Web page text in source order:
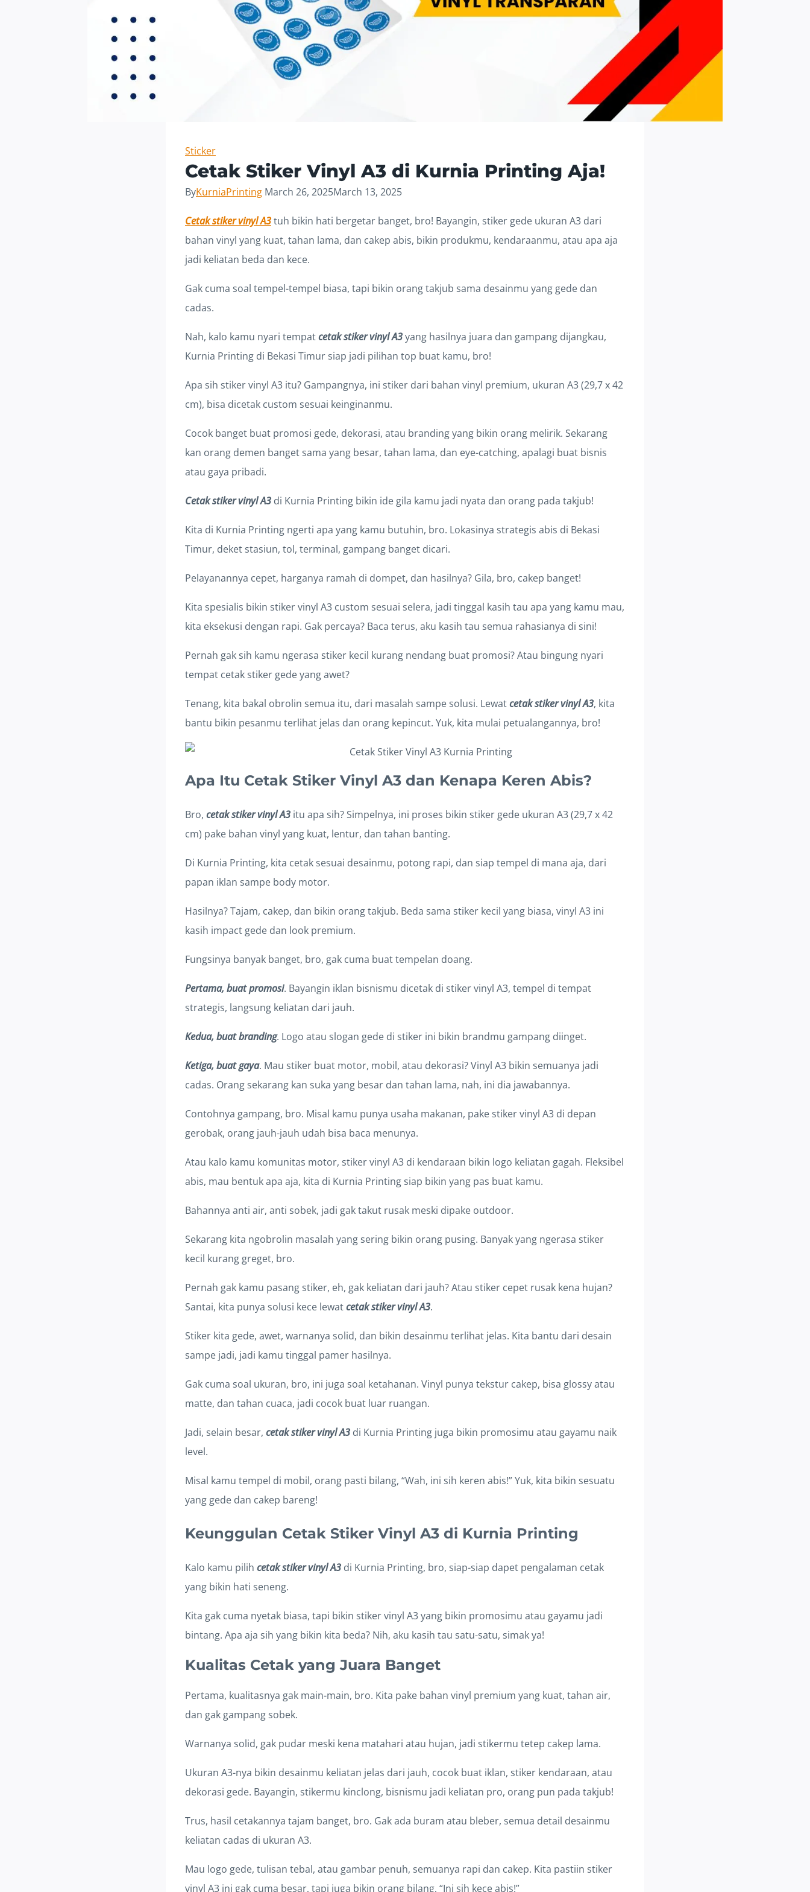
Sticker
Cetak Stiker Vinyl A3 di Kurnia Printing Aja!
ByKurniaPrinting March 26, 2025March 13, 2025
Cetak stiker vinyl A3tuh bikin hati bergetar banget, bro! Bayangin, stiker gede ukuran A3 dari
bahan vinyl yang kuat, tahan lama, dan cakep abis, bikin produkmu, kendaraanmu, atau apa aja
jadi keliatan beda dan kece.
Gak cuma soal tempel-tempel biasa, tapi bikin orang takjub sama desainmu yang gede dan
cadas.
Nah, kalo kamu nyari tempatcetak stiker vinyl A3yang hasilnya juara dan gampang dijangkau,
Kurnia Printing di Bekasi Timur siap jadi pilihan top buat kamu, bro!
Apa sih stiker vinyl A3 itu? Gampangnya, ini stiker dari bahan vinyl premium, ukuran A3 (29,7 x 42
cm), bisa dicetak custom sesuai keinginanmu.
Cocok banget buat promosi gede, dekorasi, atau branding yang bikin orang melirik. Sekarang
kan orang demen banget sama yang besar, tahan lama, dan eye-catching, apalagi buat bisnis
atau gaya pribadi.
Cetak stiker vinyl A3 di Kurnia Printing bikin ide gila kamu jadi nyata dan orang pada takjub!
Kita di Kurnia Printing ngerti apa yang kamu butuhin, bro. Lokasinya strategis abis di Bekasi
Timur, deket stasiun, tol, terminal, gampang banget dicari.
Pelayanannya cepet, harganya ramah di dompet, dan hasilnya? Gila, bro, cakep banget!
Kita spesialis bikin stiker vinyl A3 custom sesuai selera, jadi tinggal kasih tau apa yang kamu mau,
kita eksekusi dengan rapi. Gak percaya? Baca terus, aku kasih tau semua rahasianya di sini!
Pernah gak sih kamu ngerasa stiker kecil kurang nendang buat promosi? Atau bingung nyari
tempat cetak stiker gede yang awet?
Tenang, kita bakal obrolin semua itu, dari masalah sampe solusi. Lewatcetak stiker vinyl A3, kita
bantu bikin pesanmu terlihat jelas dan orang kepincut. Yuk, kita mulai petualangannya, bro!
Apa Itu Cetak Stiker Vinyl A3 dan Kenapa Keren Abis?
Bro, cetak stiker vinyl A3 itu apa sih? Simpelnya, ini proses bikin stiker gede ukuran A3 (29,7 x 42
cm) pake bahan vinyl yang kuat, lentur, dan tahan banting.
Di Kurnia Printing, kita cetak sesuai desainmu, potong rapi, dan siap tempel di mana aja, dari
papan iklan sampe body motor.
Hasilnya? Tajam, cakep, dan bikin orang takjub. Beda sama stiker kecil yang biasa, vinyl A3 ini
kasih impact gede dan look premium.
Fungsinya banyak banget, bro, gak cuma buat tempelan doang.
Pertama, buat promosi. Bayangin iklan bisnismu dicetak di stiker vinyl A3, tempel di tempat
strategis, langsung keliatan dari jauh.
Kedua, buat branding. Logo atau slogan gede di stiker ini bikin brandmu gampang diinget.
Ketiga, buat gaya. Mau stiker buat motor, mobil, atau dekorasi? Vinyl A3 bikin semuanya jadi
cadas. Orang sekarang kan suka yang besar dan tahan lama, nah, ini dia jawabannya.
Contohnya gampang, bro. Misal kamu punya usaha makanan, pake stiker vinyl A3 di depan
gerobak, orang jauh-jauh udah bisa baca menunya.
Atau kalo kamu komunitas motor, stiker vinyl A3 di kendaraan bikin logo keliatan gagah. Fleksibel
abis, mau bentuk apa aja, kita di Kurnia Printing siap bikin yang pas buat kamu.
Bahannya anti air, anti sobek, jadi gak takut rusak meski dipake outdoor.
Sekarang kita ngobrolin masalah yang sering bikin orang pusing. Banyak yang ngerasa stiker
kecil kurang greget, bro.
Pernah gak kamu pasang stiker, eh, gak keliatan dari jauh? Atau stiker cepet rusak kena hujan?
Santai, kita punya solusi kece lewatcetak stiker vinyl A3.
Stiker kita gede, awet, warnanya solid, dan bikin desainmu terlihat jelas. Kita bantu dari desain
sampe jadi, jadi kamu tinggal pamer hasilnya.
Gak cuma soal ukuran, bro, ini juga soal ketahanan. Vinyl punya tekstur cakep, bisa glossy atau
matte, dan tahan cuaca, jadi cocok buat luar ruangan.
Jadi, selain besar, cetak stiker vinyl A3 di Kurnia Printing juga bikin promosimu atau gayamu naik
level.
Misal kamu tempel di mobil, orang pasti bilang, “Wah, ini sih keren abis!” Yuk, kita bikin sesuatu
yang gede dan cakep bareng!
Keunggulan Cetak Stiker Vinyl A3 di Kurnia Printing
Kalo kamu pilih cetak stiker vinyl A3 di Kurnia Printing, bro, siap-siap dapet pengalaman cetak
yang bikin hati seneng.
Kita gak cuma nyetak biasa, tapi bikin stiker vinyl A3 yang bikin promosimu atau gayamu jadi
bintang. Apa aja sih yang bikin kita beda? Nih, aku kasih tau satu-satu, simak ya!
Kualitas Cetak yang Juara Banget
Pertama, kualitasnya gak main-main, bro. Kita pake bahan vinyl premium yang kuat, tahan air,
dan gak gampang sobek.
Warnanya solid, gak pudar meski kena matahari atau hujan, jadi stikermu tetep cakep lama.
Ukuran A3-nya bikin desainmu keliatan jelas dari jauh, cocok buat iklan, stiker kendaraan, atau
dekorasi gede. Bayangin, stikermu kinclong, bisnismu jadi keliatan pro, orang pun pada takjub!
Trus, hasil cetakannya tajam banget, bro. Gak ada buram atau bleber, semua detail desainmu
keliatan cadas di ukuran A3.
Mau logo gede, tulisan tebal, atau gambar penuh, semuanya rapi dan cakep. Kita pastiin stiker
vinyl A3 ini gak cuma besar, tapi juga bikin orang bilang, “Ini sih kece abis!”